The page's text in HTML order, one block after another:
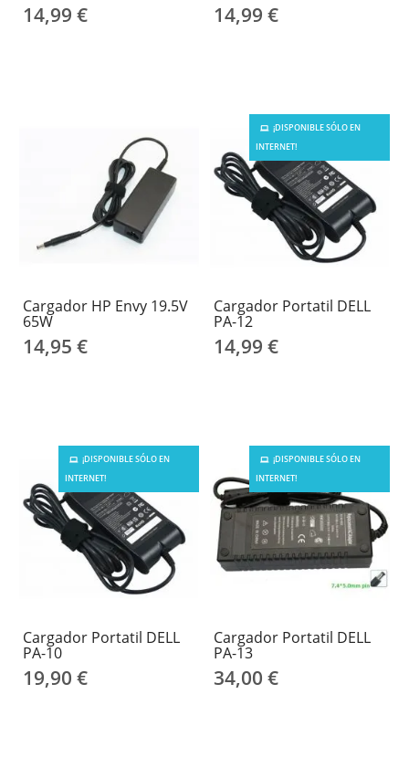
14,99 € 14,99 €
Cargador HP Envy 19.5V
65W
14,95 €
Cargador Portatil DELL
PA-12
14,99 €
¡DISPONIBLE SÓLO EN
INTERNET!
Cargador Portatil DELL
PA-10
19,90 €
¡DISPONIBLE SÓLO EN
INTERNET!
Cargador Portatil DELL
PA-13
34,00 €
¡DISPONIBLE SÓLO EN
INTERNET!